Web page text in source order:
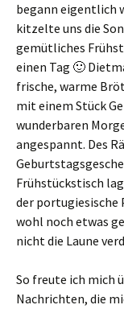
begann eigentlich
kitzelte uns die
gemütliches
einen Tag 🙂
frische, warme
mit einem Stück
wunderbaren
angespannt. Des
Frühstückstisch
der portugiesische
wohl noch etwas
nicht die Laune
So freute ich mich
Nachrichten, die